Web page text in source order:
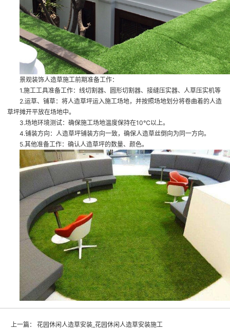
景观装饰人造草施工前期准备工作：
1.施工工具准备工作：线切割器、圆形切割器、接缝压实器、人草压实机等
2.运草、铺草：将人造草坪运入施工场地，并按照场地划分将卷曲着的人造
草坪摊开平放在场地中。
3.场地环境测试：确保施工场地温度保持在10℃以上。
4.铺装方向：人造草坪铺装方向一致，确保人造草丝倒向为同一方向。
5.其他准备工作：确认人造草坪的数量、颜色。
上一篇： 花园休闲人造草安装_花园休闲人造草安装施工